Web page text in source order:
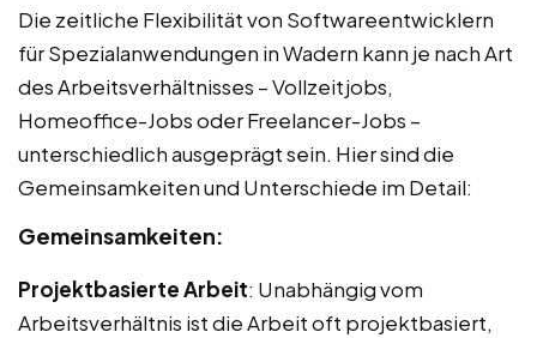
Die zeitliche Flexibilität von Softwareentwicklern
für Spezialanwendungen in Wadern kann je nach Art
des Arbeitsverhältnisses – Vollzeitjobs,
Homeoffice-Jobs oder Freelancer-Jobs –
unterschiedlich ausgeprägt sein. Hier sind die
Gemeinsamkeiten und Unterschiede im Detail:
Gemeinsamkeiten:
Projektbasierte Arbeit: Unabhängig vom
Arbeitsverhältnis ist die Arbeit oft projektbasiert,